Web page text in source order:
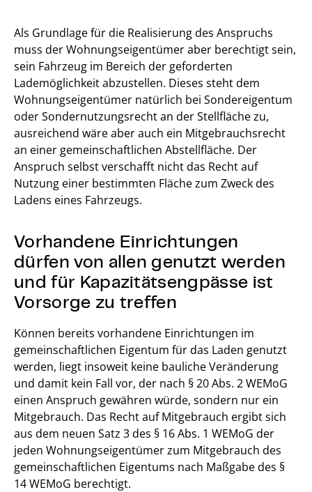
Als Grundlage für die Realisierung des Anspruchs
muss der Wohnungseigentümer aber berechtigt sein,
sein Fahrzeug im Bereich der geforderten
Lademöglichkeit abzustellen. Dieses steht dem
Wohnungseigentümer natürlich bei Sondereigentum
oder Sondernutzungsrecht an der Stellfläche zu,
ausreichend wäre aber auch ein Mitgebrauchsrecht
an einer gemeinschaftlichen Abstellfläche. Der
Anspruch selbst verschafft nicht das Recht auf
Nutzung einer bestimmten Fläche zum Zweck des
Ladens eines Fahrzeugs.
Vorhandene Einrichtungen
dürfen von allen genutzt werden
und für Kapazitätsengpässe ist
Vorsorge zu treffen
Können bereits vorhandene Einrichtungen im
gemeinschaftlichen Eigentum für das Laden genutzt
werden, liegt insoweit keine bauliche Veränderung
und damit kein Fall vor, der nach § 20 Abs. 2 WEMoG
einen Anspruch gewähren würde, sondern nur ein
Mitgebrauch. Das Recht auf Mitgebrauch ergibt sich
aus dem neuen Satz 3 des § 16 Abs. 1 WEMoG der
jeden Wohnungseigentümer zum Mitgebrauch des
gemeinschaftlichen Eigentums nach Maßgabe des §
14 WEMoG berechtigt.